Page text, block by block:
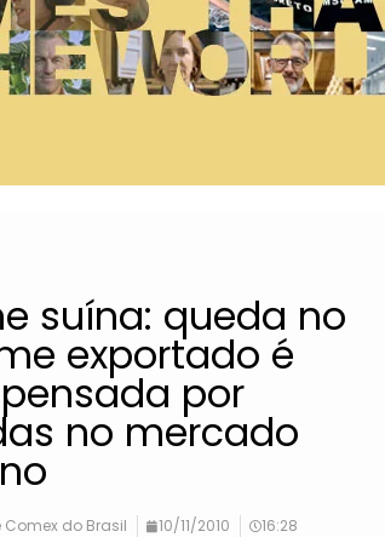
suína: queda no
exportado é
por
no mercado
Comex do Brasil 10/11/2010 16:28